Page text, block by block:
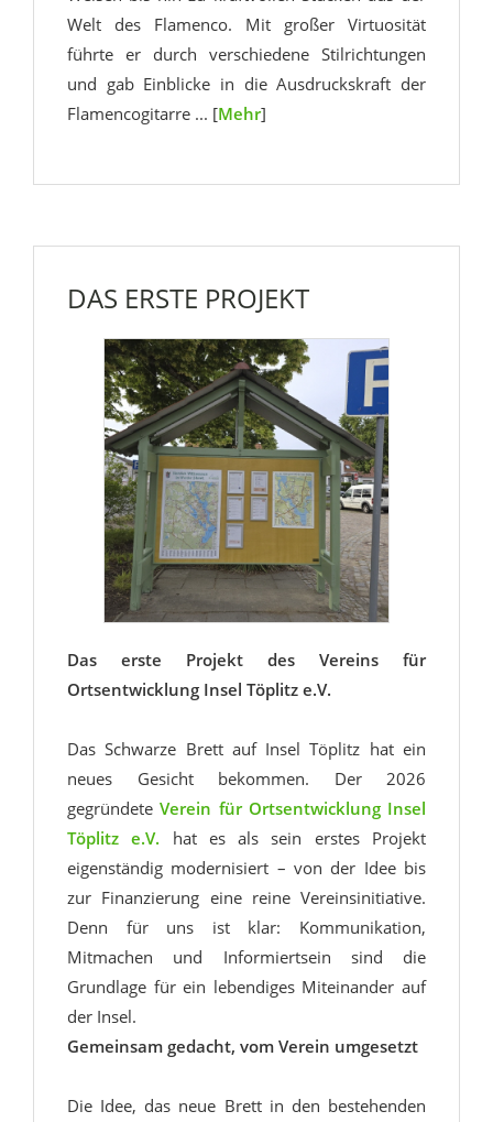
Welt des Flamenco. Mit großer Virtuosität
führte er durch verschiedene Stilrichtungen
und gab Einblicke in die Ausdruckskraft der
Flamencogitarre ... [Mehr]
DAS ERSTE PROJEKT
Das erste Projekt des Vereins für
Ortsentwicklung Insel Töplitz e.V.
Das Schwarze Brett auf Insel Töplitz hat ein
neues Gesicht bekommen. Der 2026
gegründeteVerein für Ortsentwicklung Insel
Töplitz e.V. hat es als sein erstes Projekt
eigenständig modernisiert – von der Idee bis
zur Finanzierung eine reine Vereinsinitiative.
Denn für uns ist klar: Kommunikation,
Mitmachen und Informiertsein sind die
Grundlage für ein lebendiges Miteinander auf
der Insel.
Gemeinsam gedacht, vom Verein umgesetzt
Die Idee, das neue Brett in den bestehenden